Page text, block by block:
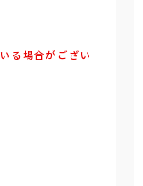
る場合がござい